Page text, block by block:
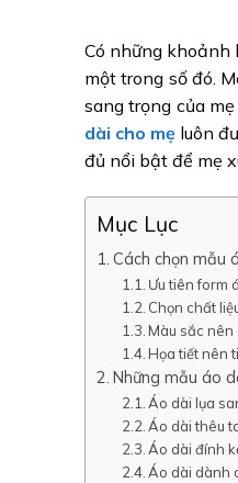
Có những khoảnh
một trong số đó.
sang trọng của
dài cho mẹ luôn
đủ nổi bật để mẹ
Mục Lục
Cách chọn mẫu
Ưu tiên form
Chọn chất
Màu sắc nên
Họa tiết nên
Những mẫu áo
Áo dài lụa
Áo dài thêu
Áo dài đính
Áo dài dành